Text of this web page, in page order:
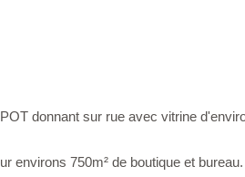
donnant sur rue avec vitrine
environs 750m² de boutique et bureau.